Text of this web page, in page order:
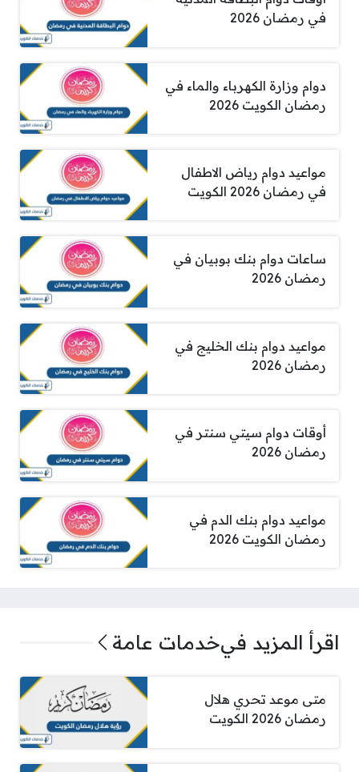
في رمضان 2026
دوام وزارة الكهرباء والماء في
رمضان الكويت 2026
مواعيد دوام رياض الاطفال
في رمضان 2026 الكويت
ساعات دوام بنك بوبيان في
رمضان 2026
مواعيد دوام بنك الخليج في
رمضان 2026
أوقات دوام سيتي سنتر في
رمضان 2026
مواعيد دوام بنك الدم في
رمضان الكويت 2026
اقرأ المزيد فيخدمات عامة
متى موعد تحري هلال
رمضان 2026 الكويت